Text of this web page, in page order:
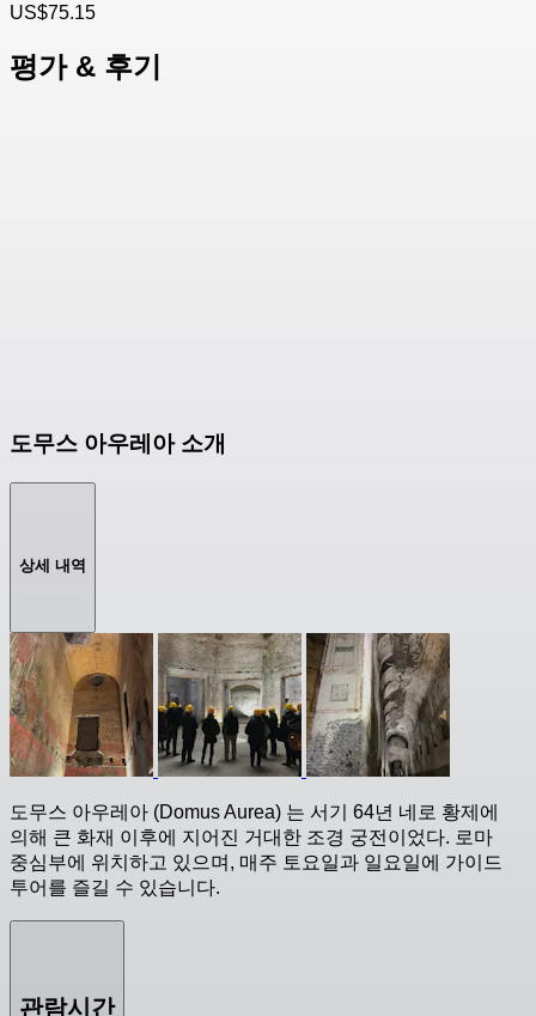
US$75.15
평가 & 후기
도무스 아우레아 소개
상세 내역
도무스 아우레아 (Domus Aurea) 는 서기 64년 네로 황제에
의해 큰 화재 이후에 지어진 거대한 조경 궁전이었다. 로마
중심부에 위치하고 있으며, 매주 토요일과 일요일에 가이드
투어를 즐길 수 있습니다.
관람시간